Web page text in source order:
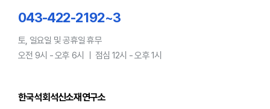
043-422-2192~3
토, 일요일 및 공휴일 휴무
오전 9시 - 오후 6시 ㅣ 점심 12시 - 오후 1시
한국석회석신소재연구소